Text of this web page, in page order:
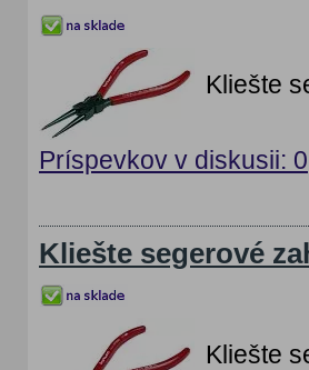
Kliešte
Príspevkov v diskusii: 0
Kliešte segerové
Kliešte